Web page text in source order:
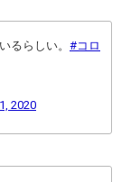
るらしい。 #コロ
2020